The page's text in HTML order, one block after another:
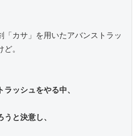
「カサ」を用いたアバンストラッ
。
ッシュをやる中、
と決意し、